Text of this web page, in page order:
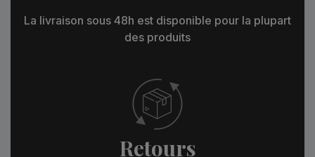
La livraison sous 48h est disponible pour la plupart
des produits
Retours